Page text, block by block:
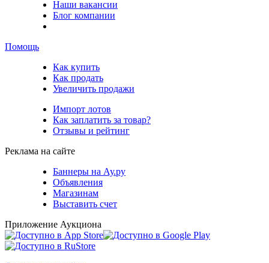
Наши вакансии
Блог компании
Помощь
Как купить
Как продать
Увеличить продажи
Импорт лотов
Как заплатить за товар?
Отзывы и рейтинг
Реклама на сайте
Баннеры на Ау.ру
Объявления
Магазинам
Выставить счет
Приложение Аукциона